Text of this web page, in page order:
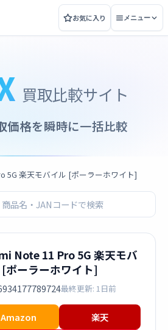
お気に入り メニュー
買取比較サイト
価格を瞬時に一括比較
5G 楽天モバイル [ポーラーホワイト]
Note 11 Pro 5G 楽天モバ
ポーラーホワイト]
最終更新: 1日前
Amazon
楽天